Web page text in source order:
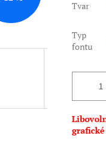
Tvar
Typ
fontu